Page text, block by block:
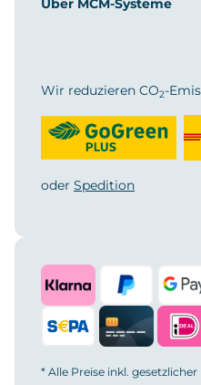
Über MCM-Systeme
Wir reduzieren CO2-
oder Spedition
* Alle Preise inkl. gesetzlicher